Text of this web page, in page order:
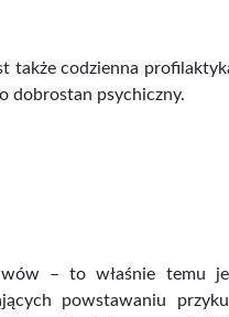
Olejek Eteryczny -
także codzienna
dobrostan psychiczny.
– to właśnie temu
powstawaniu